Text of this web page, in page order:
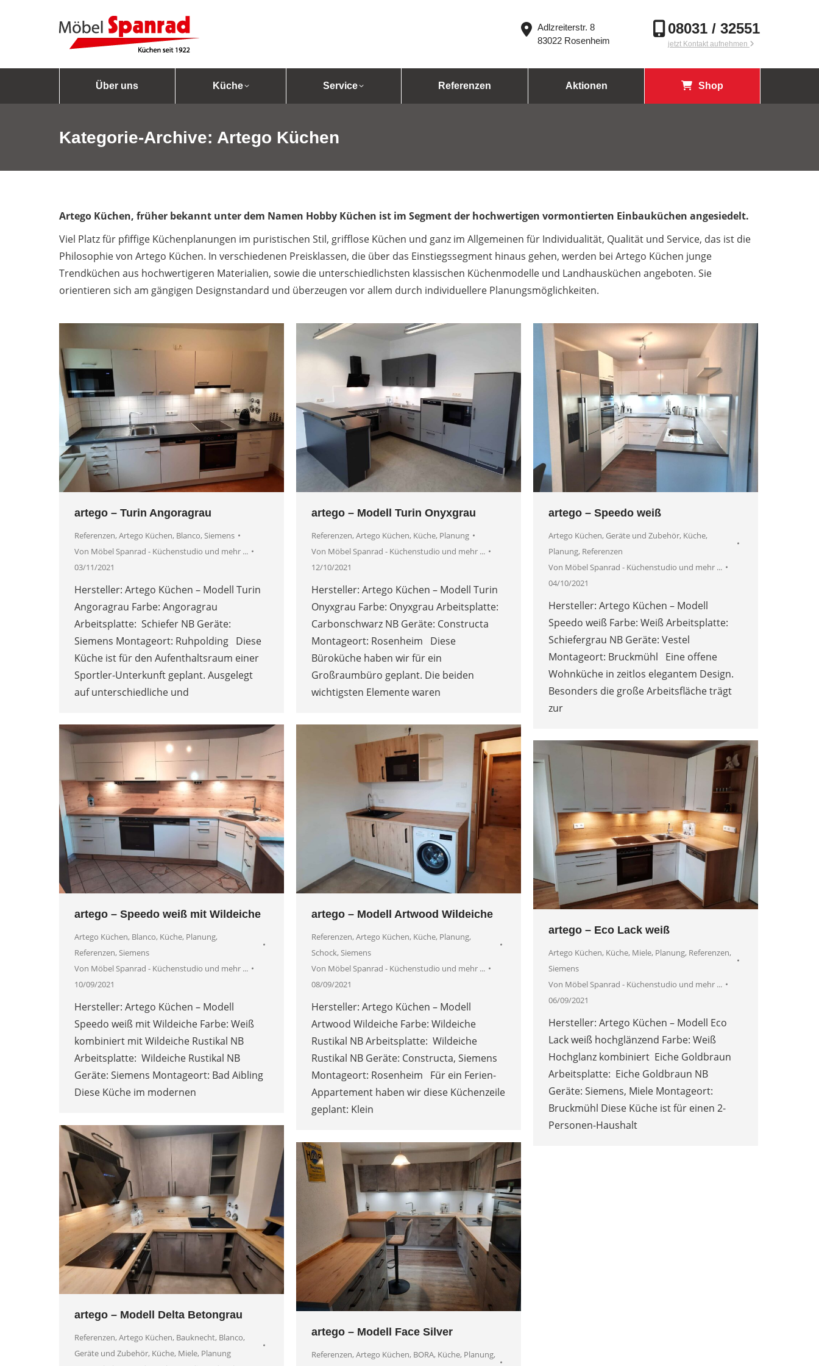
Adlzreiterstr. 8
83022 Rosenheim
08031 / 32551
jetzt Kontakt aufnehmen
Über uns Küche Service Referenzen Aktionen Shop
Kategorie-Archive: Artego Küchen
Artego Küchen, früher bekannt unter dem Namen Hobby Küchen ist im Segment der hochwertigen vormontierten Einbauküchen angesiedelt.
Viel Platz für pfiffige Küchenplanungen im puristischen Stil, grifflose Küchen und ganz im Allgemeinen für Individualität, Qualität und Service, das ist die
Philosophie von Artego Küchen. In verschiedenen Preisklassen, die über das Einstiegssegment hinaus gehen, werden bei Artego Küchen junge
Trendküchen aus hochwertigeren Materialien, sowie die unterschiedlichsten klassischen Küchenmodelle und Landhausküchen angeboten. Sie
orientieren sich am gängigen Designstandard und überzeugen vor allem durch individuellere Planungsmöglichkeiten.
artego – Turin Angoragrau
Referenzen, Artego Küchen, Blanco, Siemens
Von Möbel Spanrad - Küchenstudio und mehr ...
03/11/2021
Hersteller: Artego Küchen – Modell Turin
Angoragrau Farbe: Angoragrau
Arbeitsplatte: Schiefer NB Geräte:
Siemens Montageort: Ruhpolding Diese
Küche ist für den Aufenthaltsraum einer
Sportler-Unterkunft geplant. Ausgelegt
auf unterschiedliche und
artego – Modell Turin Onyxgrau
Referenzen, Artego Küchen, Küche, Planung
Von Möbel Spanrad - Küchenstudio und mehr ...
12/10/2021
Hersteller: Artego Küchen – Modell Turin
Onyxgrau Farbe: Onyxgrau Arbeitsplatte:
Carbonschwarz NB Geräte: Constructa
Montageort: Rosenheim Diese
Büroküche haben wir für ein
Großraumbüro geplant. Die beiden
wichtigsten Elemente waren
artego – Speedo weiß
Artego Küchen, Geräte und Zubehör, Küche,
Planung, Referenzen
Von Möbel Spanrad - Küchenstudio und mehr ...
04/10/2021
Hersteller: Artego Küchen – Modell
Speedo weiß Farbe: Weiß Arbeitsplatte:
Schiefergrau NB Geräte: Vestel
Montageort: Bruckmühl Eine offene
Wohnküche in zeitlos elegantem Design.
Besonders die große Arbeitsfläche trägt
zur
artego – Speedo weiß mit Wildeiche
Artego Küchen, Blanco, Küche, Planung,
Referenzen, Siemens
Von Möbel Spanrad - Küchenstudio und mehr ...
10/09/2021
Hersteller: Artego Küchen – Modell
Speedo weiß mit Wildeiche Farbe: Weiß
kombiniert mit Wildeiche Rustikal NB
Arbeitsplatte: Wildeiche Rustikal NB
Geräte: Siemens Montageort: Bad Aibling
Diese Küche im modernen
artego – Modell Artwood Wildeiche
Referenzen, Artego Küchen, Küche, Planung,
Schock, Siemens
Von Möbel Spanrad - Küchenstudio und mehr ...
08/09/2021
Hersteller: Artego Küchen – Modell
Artwood Wildeiche Farbe: Wildeiche
Rustikal NB Arbeitsplatte: Wildeiche
Rustikal NB Geräte: Constructa, Siemens
Montageort: Rosenheim Für ein Ferien-
Appartement haben wir diese Küchenzeile
geplant: Klein
artego – Eco Lack weiß
Artego Küchen, Küche, Miele, Planung, Referenzen,
Siemens
Von Möbel Spanrad - Küchenstudio und mehr ...
06/09/2021
Hersteller: Artego Küchen – Modell Eco
Lack weiß hochglänzend Farbe: Weiß
Hochglanz kombiniert Eiche Goldbraun
Arbeitsplatte: Eiche Goldbraun NB
Geräte: Siemens, Miele Montageort:
Bruckmühl Diese Küche ist für einen 2-
Personen-Haushalt
artego – Modell Delta Betongrau
Referenzen, Artego Küchen, Bauknecht, Blanco,
Geräte und Zubehör, Küche, Miele, Planung
artego – Modell Face Silver
Referenzen, Artego Küchen, BORA, Küche, Planung,